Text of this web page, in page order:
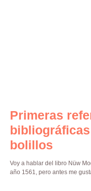
Primeras
bolillos
Voy a hablar del libro Nüw
año 1561, pero antes me